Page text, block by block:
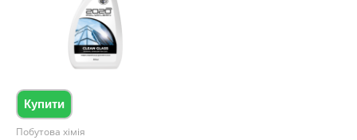
Купити
Побутова хімія